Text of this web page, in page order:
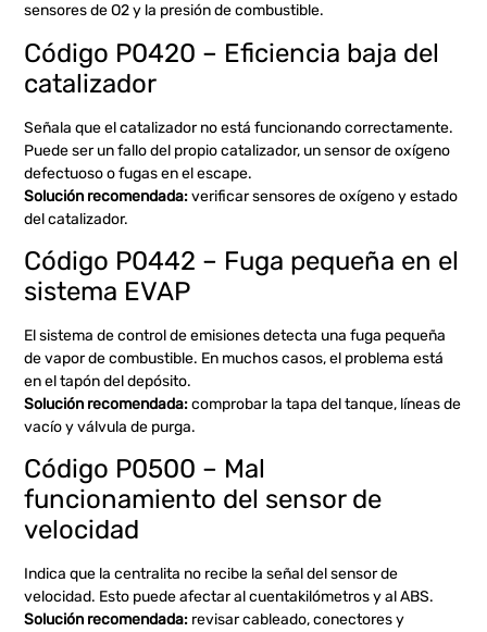
sensores de O2 y la presión de combustible.
Código P0420 – Eficiencia baja del
catalizador
Señala que el catalizador no está funcionando correctamente.
Puede ser un fallo del propio catalizador, un sensor de oxígeno
defectuoso o fugas en el escape.
Solución recomendada:verificar sensores de oxígeno y estado
del catalizador.
Código P0442 – Fuga pequeña en el
sistema EVAP
El sistema de control de emisiones detecta una fuga pequeña
de vapor de combustible. En muchos casos, el problema está
en el tapón del depósito.
Solución recomendada:comprobar la tapa del tanque, líneas de
vacío y válvula de purga.
Código P0500 – Mal
funcionamiento del sensor de
velocidad
Indica que la centralita no recibe la señal del sensor de
velocidad. Esto puede afectar al cuentakilómetros y al ABS.
Solución recomendada: revisar cableado, conectores y